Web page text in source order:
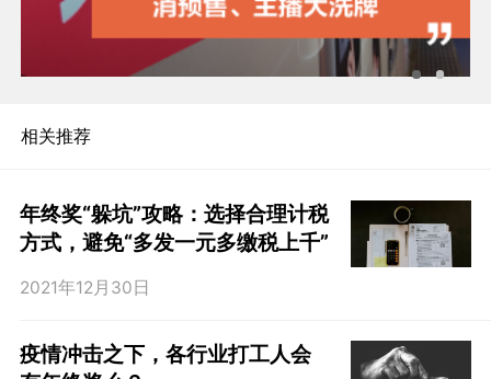
相关推荐
年终奖“躲坑”攻略：选择合理计税
方式，避免“多发一元多缴税上千”
2021年12月30日
疫情冲击之下，各行业打工人会